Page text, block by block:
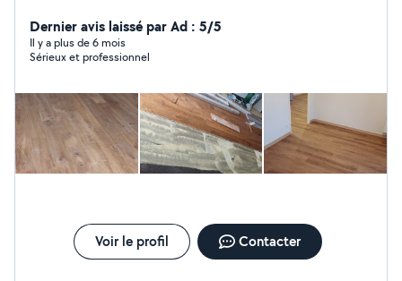
Dernier avis laissé par Ad : 5/5
Il y a plus de 6 mois
Sérieux et professionnel
Voir le profil Contacter